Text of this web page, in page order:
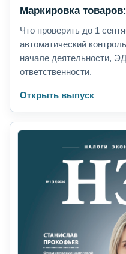
Маркировка
Что проверить до 1
автоматический
начале деятельности,
ответственности.
Открыть выпуск